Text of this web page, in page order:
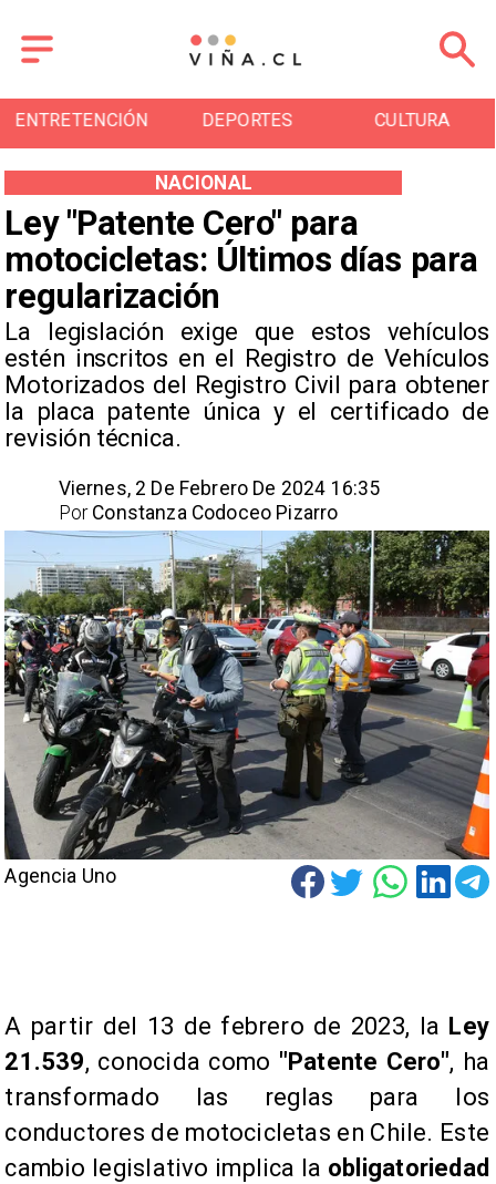
ENTRETENCIÓN DEPORTES CULTURA
Ley "Patente Cero" para
motocicletas: Últimos días para
regularización
​La legislación exige que estos vehículos
estén inscritos en el Registro de Vehículos
Motorizados del Registro Civil para obtener
la placa patente única y el certificado de
revisión técnica.
NACIONAL
Viernes, 2 De Febrero De 2024 16:35
Constanza Codoceo Pizarro
Por
Agencia Uno
A partir del 13 de febrero de 2023, la Ley
21.539, conocida como "Patente Cero", ha
transformado las reglas para los
conductores de motocicletas en Chile. Este
cambio legislativo implica la obligatoriedad